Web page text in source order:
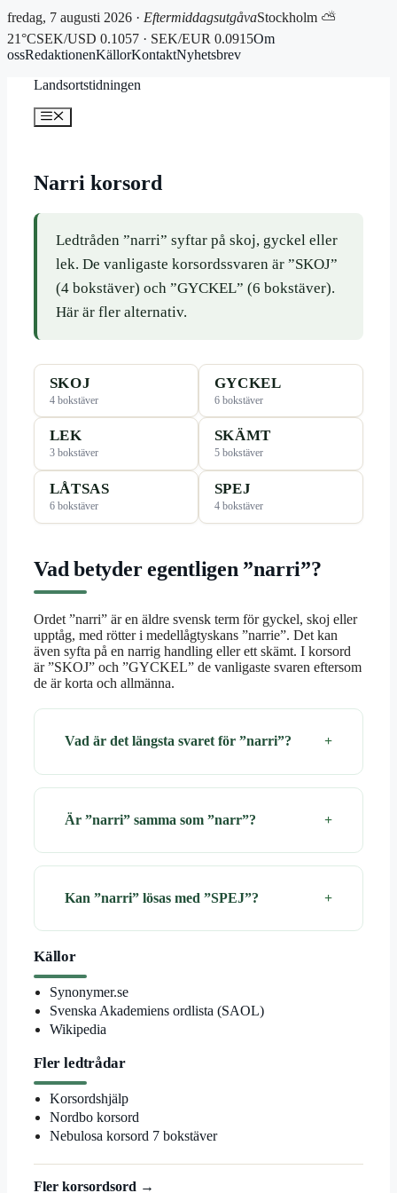
fredag, 7 augusti 2026 · EftermiddagsutgåvaStockholm ⛅
21°CSEK/USD 0.1057 · SEK/EUR 0.0915Om
ossRedaktionenKällorKontaktNyhetsbrev
Landsortstidningen
Meny
Narri korsord
Ledtråden ”narri” syftar på skoj, gyckel eller
lek. De vanligaste korsordssvaren är ”SKOJ”
(4 bokstäver) och ”GYCKEL” (6 bokstäver).
Här är fler alternativ.
SKOJ
4 bokstäver
GYCKEL
6 bokstäver
LEK
3 bokstäver
SKÄMT
5 bokstäver
LÅTSAS
6 bokstäver
SPEJ
4 bokstäver
Vad betyder egentligen ”narri”?
Ordet ”narri” är en äldre svensk term för gyckel, skoj eller
upptåg, med rötter i medellågtyskans ”narrie”. Det kan
även syfta på en narrig handling eller ett skämt. I korsord
är ”SKOJ” och ”GYCKEL” de vanligaste svaren eftersom
de är korta och allmänna.
Vad är det längsta svaret för ”narri”?
Är ”narri” samma som ”narr”?
Kan ”narri” lösas med ”SPEJ”?
Källor
Synonymer.se
Svenska Akademiens ordlista (SAOL)
Wikipedia
Fler ledtrådar
Korsordshjälp
Nordbo korsord
Nebulosa korsord 7 bokstäver
Fler korsordsord →